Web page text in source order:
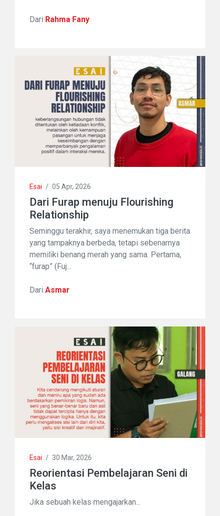
Dari Rahma Fany
Esai / 05 Apr, 2026
Dari Furap menuju Flourishing
Relationship
Seminggu terakhir, saya menemukan tiga berita
yang tampaknya berbeda, tetapi sebenarnya
memiliki benang merah yang sama. Pertama,
“furap” (Fuj...
Dari Asmar
Esai / 30 Mar, 2026
Reorientasi Pembelajaran Seni di
Kelas
Jika sebuah kelas mengajarkan...